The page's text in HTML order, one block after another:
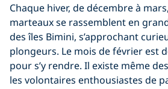
Chaque hiver, de décembre à
marteaux se rassemblent en
des îles Bimini, s’approchant
plongeurs. Le mois de février est
pour s’y rendre. Il existe même
les volontaires enthousiastes de